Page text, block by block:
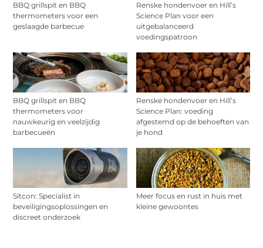
BBQ grillspit en BBQ
thermometers voor een
geslaagde barbecue
Renske hondenvoer en Hill’s
Science Plan voor een
uitgebalanceerd
voedingspatroon
BBQ grillspit en BBQ
thermometers voor
nauwkeurig en veelzijdig
barbecueën
Renske hondenvoer en Hill’s
Science Plan: voeding
afgestemd op de behoeften van
je hond
Sitcon: Specialist in
beveiligingsoplossingen en
discreet onderzoek
Meer focus en rust in huis met
kleine gewoontes